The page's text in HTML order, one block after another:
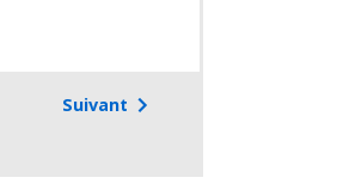
Suivant